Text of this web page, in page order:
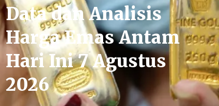
Data dan Analisis
Harga Emas Antam
Hari Ini 7 Agustus
2026